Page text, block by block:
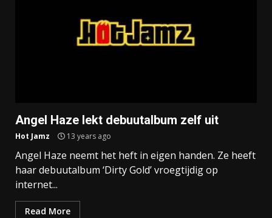
Angel Haze lekt debuutalbum zelf uit
Hot Jamz 13 years ago
Angel Haze neemt het heft in eigen handen. Ze heeft
haar debuutalbum ‘Dirty Gold’ vroegtijdig op
internet...
Read More